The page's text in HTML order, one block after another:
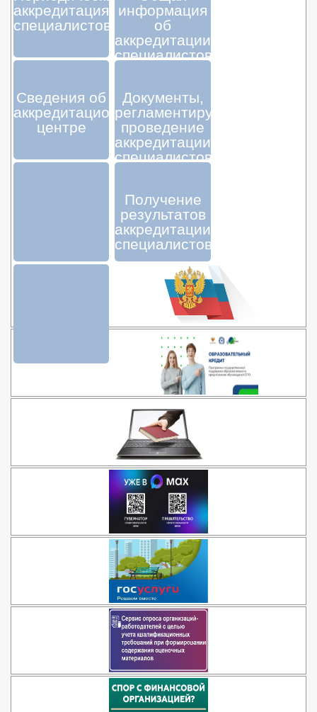
аккредитация
специалистов
информация
об
аккредитации
специалистов
Сведения об
аккредитационном
центре
Документы,
регламентирующие
проведение
аккредитации
специалистов
Получение
результатов
аккредитации
специалистов